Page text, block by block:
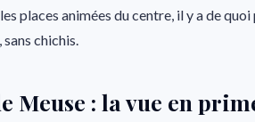
places animées du centre, il y a de
chichis.
Meuse : la vue en